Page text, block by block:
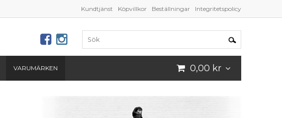
Kundtjänst Köpvillkor Beställningar Integritetspolicy
VARUMÄRKEN 0,00 kr